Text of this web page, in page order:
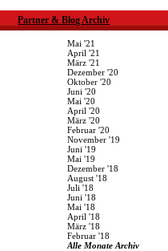
Partner & Blog Archiv
Mai '21
April '21
März '21
Dezember '20
Oktober '20
Juni '20
Mai '20
April '20
März '20
Februar '20
November '19
Juni '19
Mai '19
Dezember '18
August '18
Juli '18
Juni '18
Mai '18
April '18
März '18
Februar '18
Alle Monate Archiv